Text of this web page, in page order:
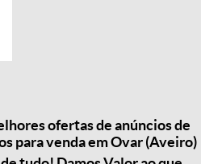
ofertas de anúncios de
para venda em Ovar (Aveiro)